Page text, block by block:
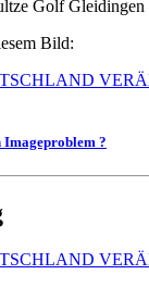
Golf Gleidingen
Bild:
?